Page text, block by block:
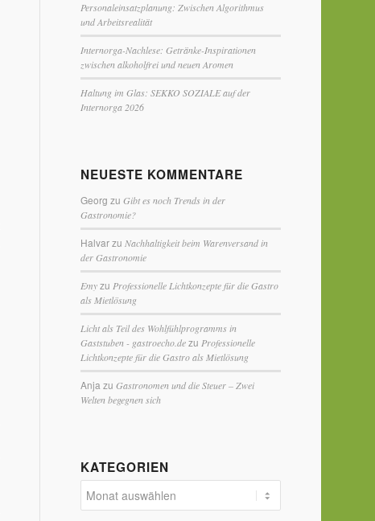
Personaleinsatzplanung: Zwischen Algorithmus
und Arbeitsrealität
Internorga-Nachlese: Getränke-Inspirationen
zwischen alkoholfrei und neuen Aromen
Haltung im Glas: SEKKO SOZIALE auf der
Internorga 2026
NEUESTE KOMMENTARE
Georg zuGibt es noch Trends in der
Gastronomie?
Halvarzu Nachhaltigkeit beim Warenversand in
der Gastronomie
Emyzu Professionelle Lichtkonzepte für die Gastro
als Mietlösung
Licht als Teil des Wohlfühlprogramms in
Gaststuben - gastroecho.dezu Professionelle
Lichtkonzepte für die Gastro als Mietlösung
Anja zuGastronomen und die Steuer – Zwei
Welten begegnen sich
KATEGORIEN